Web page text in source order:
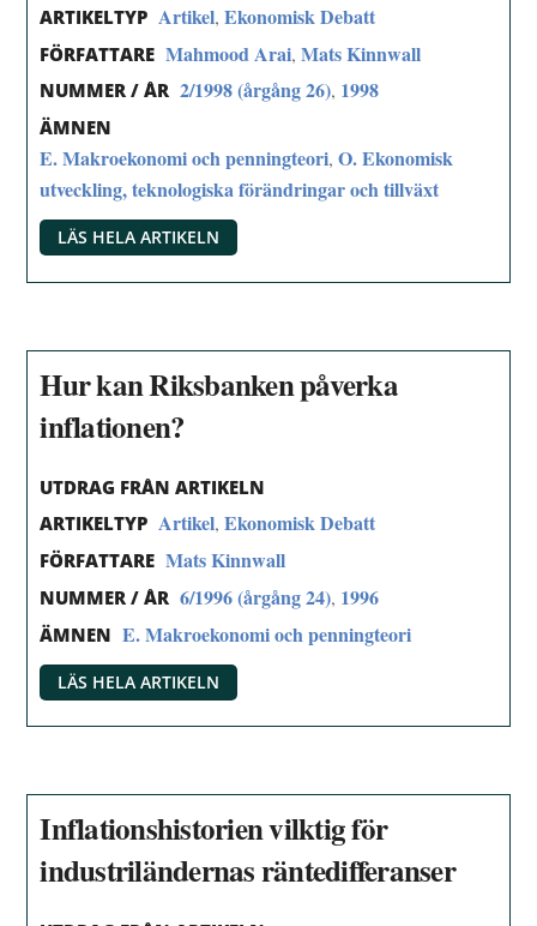
ARTIKELTYP Artikel,Ekonomisk Debatt
FÖRFATTARE Mahmood Arai,Mats Kinnwall
NUMMER / ÅR 2/1998 (årgång 26), 1998
ÄMNEN
E. Makroekonomi och penningteori,O. Ekonomisk
utveckling, teknologiska förändringar och tillväxt
LÄS HELA ARTIKELN
Hur kan Riksbanken påverka
inflationen?
UTDRAG FRÅN ARTIKELN
ARTIKELTYP Artikel,Ekonomisk Debatt
FÖRFATTARE Mats Kinnwall
NUMMER / ÅR 6/1996 (årgång 24), 1996
ÄMNEN E. Makroekonomi och penningteori
LÄS HELA ARTIKELN
Inflationshistorien vilktig för
industriländernas räntedifferanser